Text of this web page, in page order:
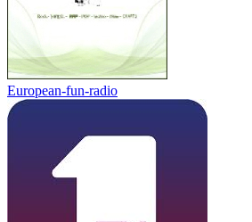
European-fun-radio